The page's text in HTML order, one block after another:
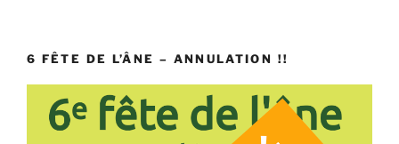
6 FÊTE DE L’ÂNE – ANNULATION !!